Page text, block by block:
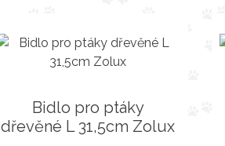
Bidlo pro ptáky
dřevěné L 31,5cm Zolux